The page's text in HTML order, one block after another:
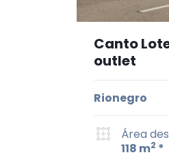
Canto
outlet
Rionegro
Área
118 m2 *